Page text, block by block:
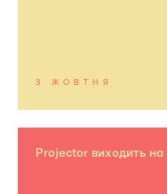
3 ЖОВТНЯ
Projector виходить на